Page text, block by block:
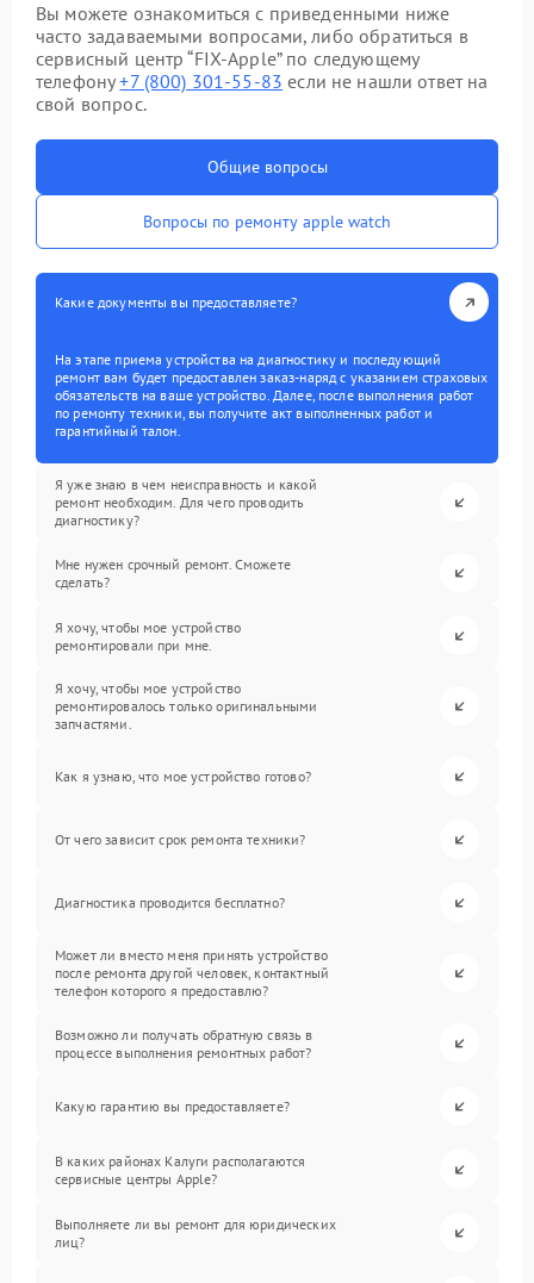
Вы можете ознакомиться с приведенными ниже
часто задаваемыми вопросами, либо обратиться в
сервисный центр “FIX-Apple” по следующему
телефону+7 (800) 301-55-83 если не нашли ответ на
свой вопрос.
Общие вопросы
Вопросы по ремонту apple watch
Какие документы вы предоставляете?
На этапе приема устройства на диагностику и последующий
ремонт вам будет предоставлен заказ-наряд с указанием страховых
обязательств на ваше устройство. Далее, после выполнения работ
по ремонту техники, вы получите акт выполненных работ и
гарантийный талон.
Я уже знаю в чем неисправность и какой
ремонт необходим. Для чего проводить
диагностику?
Мне нужен срочный ремонт. Сможете
сделать?
Я хочу, чтобы мое устройство
ремонтировали при мне.
Я хочу, чтобы мое устройство
ремонтировалось только оригинальными
запчастями.
Как я узнаю, что мое устройство готово?
От чего зависит срок ремонта техники?
Диагностика проводится бесплатно?
Может ли вместо меня принять устройство
после ремонта другой человек, контактный
телефон которого я предоставлю?
Возможно ли получать обратную связь в
процессе выполнения ремонтных работ?
Какую гарантию вы предоставляете?
В каких районах Калуги располагаются
сервисные центры Apple?
Выполняете ли вы ремонт для юридических
лиц?